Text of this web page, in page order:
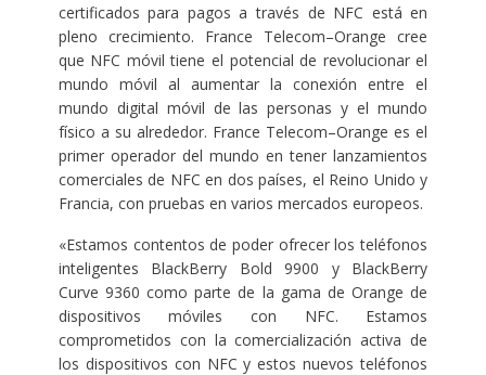
certificados para pagos a través de NFC está en
pleno crecimiento. France Telecom–Orange cree
que NFC móvil tiene el potencial de revolucionar el
mundo móvil al aumentar la conexión entre el
mundo digital móvil de las personas y el mundo
físico a su alrededor. France Telecom–Orange es el
primer operador del mundo en tener lanzamientos
comerciales de NFC en dos países, el Reino Unido y
Francia, con pruebas en varios mercados europeos.
«Estamos contentos de poder ofrecer los teléfonos
inteligentes BlackBerry Bold 9900 y BlackBerry
Curve 9360 como parte de la gama de Orange de
dispositivos móviles con NFC. Estamos
comprometidos con la comercialización activa de
los dispositivos con NFC y estos nuevos teléfonos